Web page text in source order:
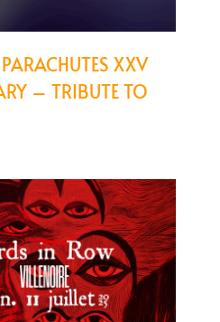
XXV
– TRIBUTE TO